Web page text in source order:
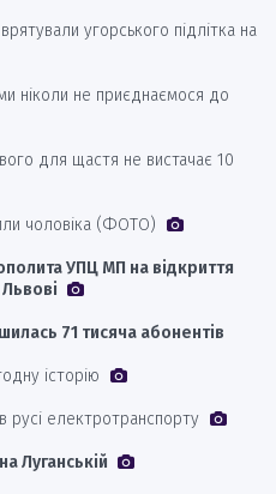
угорського підлітка на
ніколи не приєднаємося до
для щастя не вистачає 10
чоловіка (ФОТО)
УПЦ МП на відкриття
71 тисяча абонентів
історію
русі електротранспорту
Луганській